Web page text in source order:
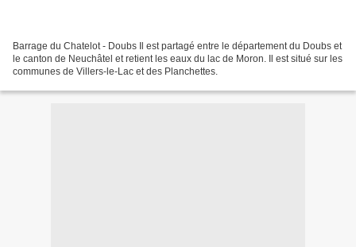
Barrage du Chatelot - Doubs Il est partagé entre le département du Doubs et
le canton de Neuchâtel et retient les eaux du lac de Moron. Il est situé sur les
communes de Villers-le-Lac et des Planchettes.